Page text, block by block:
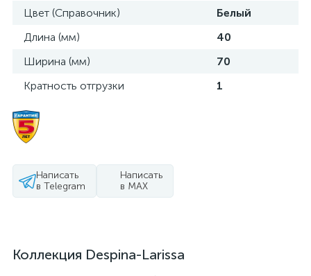
Цвет (Справочник)
Белый
Длина (мм)
40
Ширина (мм)
70
Кратность отгрузки
1
Написать
в Telegram
Написать
в MAX
Коллекция Despina-Larissa